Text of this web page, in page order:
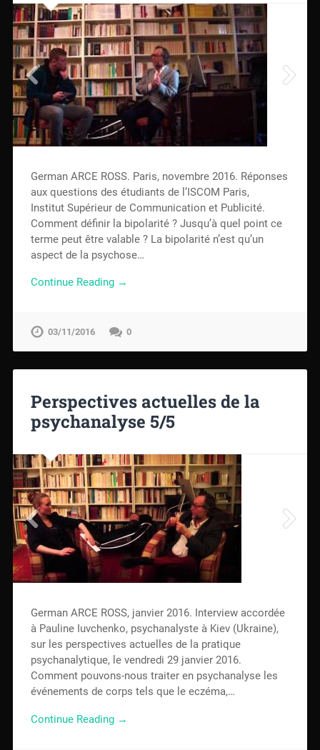
German ARCE ROSS. Paris, novembre 2016. Réponses
aux questions des étudiants de l’ISCOM Paris,
Institut Supérieur de Communication et Publicité.
Comment définir la bipolarité ? Jusqu’à quel point ce
terme peut être valable ? La bipolarité n’est qu’un
aspect de la psychose…
Continue Reading →
03/11/2016 0
Perspectives actuelles de la
psychanalyse 5/5
German ARCE ROSS, janvier 2016. Interview accordée
à Pauline Iuvchenko, psychanalyste à Kiev (Ukraine),
sur les perspectives actuelles de la pratique
psychanalytique, le vendredi 29 janvier 2016.
Comment pouvons-nous traiter en psychanalyse les
événements de corps tels que le eczéma,…
Continue Reading →